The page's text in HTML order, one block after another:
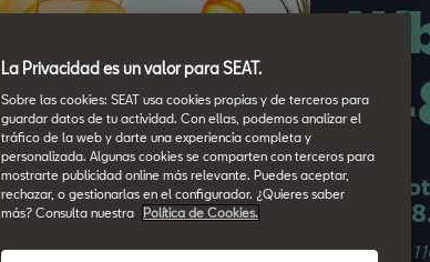
48
final
1.5 eTSI
La Privacidad es un valor para SEAT.
Sobre las cookies: SEAT usa cookies propias y de terceros para
guardar datos de tu actividad. Con ellas, podemos analizar el
tráfico de la web y darte una experiencia completa y
personalizada. Algunas cookies se comparten con terceros para
mostrarte publicidad online más relevante. Puedes aceptar,
rechazar, o gestionarlas en el configurador. ¿Quieres saber
más? Consulta nuestra
Política de Cookies.